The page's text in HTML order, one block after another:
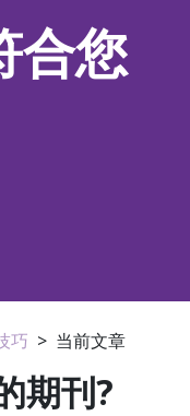
合您
巧 > 当前文章
期刊?